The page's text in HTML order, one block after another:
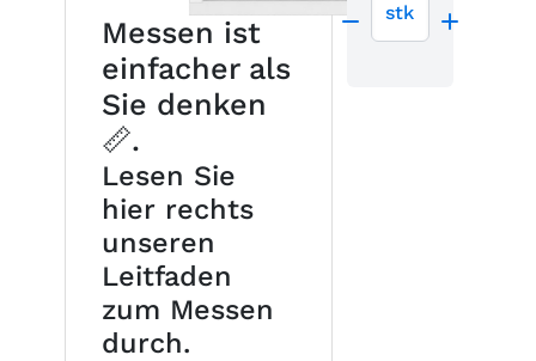
Messen ist
einfacher als
Sie denken
📏.
Lesen Sie
hier rechts
unseren
Leitfaden
zum Messen
durch.
stk